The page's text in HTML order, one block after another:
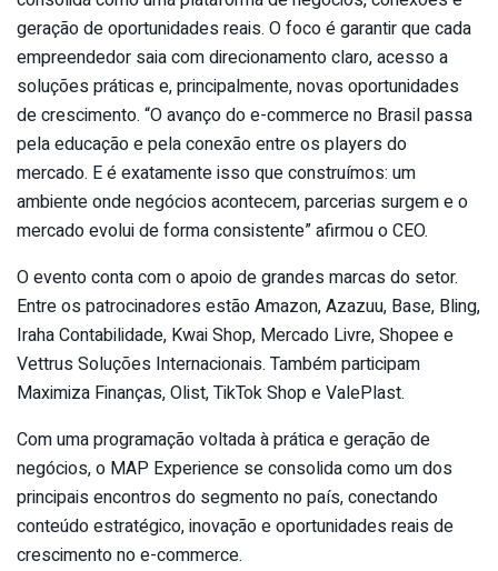
geração de oportunidades reais. O foco é garantir que cada
empreendedor saia com direcionamento claro, acesso a
soluções práticas e, principalmente, novas oportunidades
de crescimento. “O avanço do e-commerce no Brasil passa
pela educação e pela conexão entre os players do
mercado. E é exatamente isso que construímos: um
ambiente onde negócios acontecem, parcerias surgem e o
mercado evolui de forma consistente” afirmou o CEO.
O evento conta com o apoio de grandes marcas do setor.
Entre os patrocinadores estão Amazon, Azazuu, Base, Bling,
Iraha Contabilidade, Kwai Shop, Mercado Livre, Shopee e
Vettrus Soluções Internacionais. Também participam
Maximiza Finanças, Olist, TikTok Shop e ValePlast.
Com uma programação voltada à prática e geração de
negócios, o MAP Experience se consolida como um dos
principais encontros do segmento no país, conectando
conteúdo estratégico, inovação e oportunidades reais de
crescimento no e-commerce.